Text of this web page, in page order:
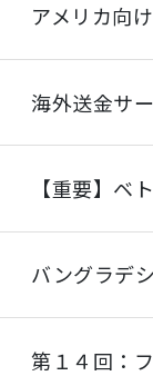
アメリカ向
海外送金サ
【重要】ベ
バングラデ
第１４回：